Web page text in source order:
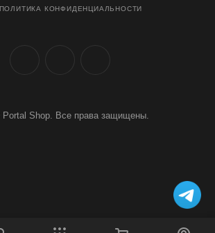
ПОЛИТИКА КОНФИДЕНЦИАЛЬНОСТИ
Portal Shop. Все права защищены.